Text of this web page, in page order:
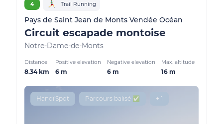
4 Trail Running
Pays de Saint Jean de Monts Vendée Océan
Circuit escapade montoise
Notre-Dame-de-Monts
Distance
8.34 km
Positive elevation
6 m
Negative elevation
6 m
Max. altitude
16 m
Handi'Spot Parcours balisé ✅ + 1